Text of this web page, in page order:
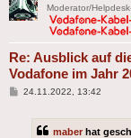
Moderator/
Re: Ausblick auf
Vodafone im Jahr
Beitrag
24.11.2022, 13:42
maber hat